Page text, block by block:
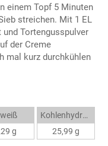
einem Topf 5 Minuten
streichen. Mit 1 EL
Tortengusspulver
der Creme
mal kurz durchkühlen
g
Kohlenhydrate
25,99 g